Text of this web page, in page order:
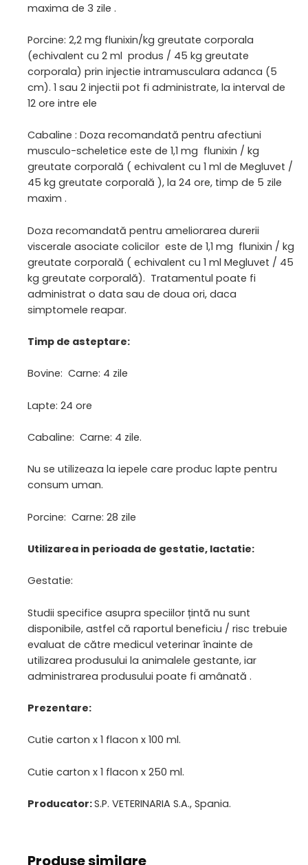
maxima de 3 zile .
Porcine: 2,2 mg flunixin/kg greutate corporala
(echivalent cu 2 ml produs / 45 kg greutate
corporala) prin injectie intramusculara adanca (5
cm). 1 sau 2 injectii pot fi administrate, la interval de
12 ore intre ele
Cabaline : Doza recomandată pentru afectiuni
musculo-scheletice este de 1,1 mg flunixin / kg
greutate corporală ( echivalent cu 1 ml de Megluvet /
45 kg greutate corporală ), la 24 ore, timp de 5 zile
maxim .
Doza recomandată pentru ameliorarea durerii
viscerale asociate colicilor este de 1,1 mg flunixin / kg
greutate corporală ( echivalent cu 1 ml Megluvet / 45
kg greutate corporală). Tratamentul poate fi
administrat o data sau de doua ori, daca
simptomele reapar.
Timp de asteptare:
Bovine: Carne: 4 zile
Lapte: 24 ore
Cabaline: Carne: 4 zile.
Nu se utilizeaza la iepele care produc lapte pentru
consum uman.
Porcine: Carne: 28 zile
Utilizarea in perioada de gestatie, lactatie:
Gestatie:
Studii specifice asupra speciilor țintă nu sunt
disponibile, astfel că raportul beneficiu / risc trebuie
evaluat de către medicul veterinar înainte de
utilizarea produsului la animalele gestante, iar
administrarea produsului poate fi amânată .
Prezentare:
Cutie carton x 1 flacon x 100 ml.
Cutie carton x 1 flacon x 250 ml.
Producator:S.P. VETERINARIA S.A., Spania.
Produse similare